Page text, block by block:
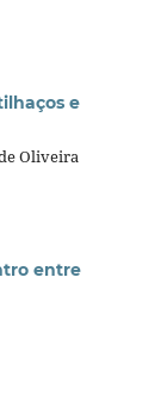
e
Oliveira
entre